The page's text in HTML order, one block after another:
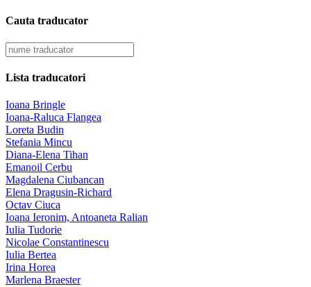
Cauta traducator
Lista traducatori
Ioana Bringle
Ioana-Raluca Flangea
Loreta Budin
Stefania Mincu
Diana-Elena Tihan
Emanoil Cerbu
Magdalena Ciubancan
Elena Dragusin-Richard
Octav Ciuca
Ioana Ieronim, Antoaneta Ralian
Iulia Tudorie
Nicolae Constantinescu
Iulia Bertea
Irina Horea
Marlena Braester